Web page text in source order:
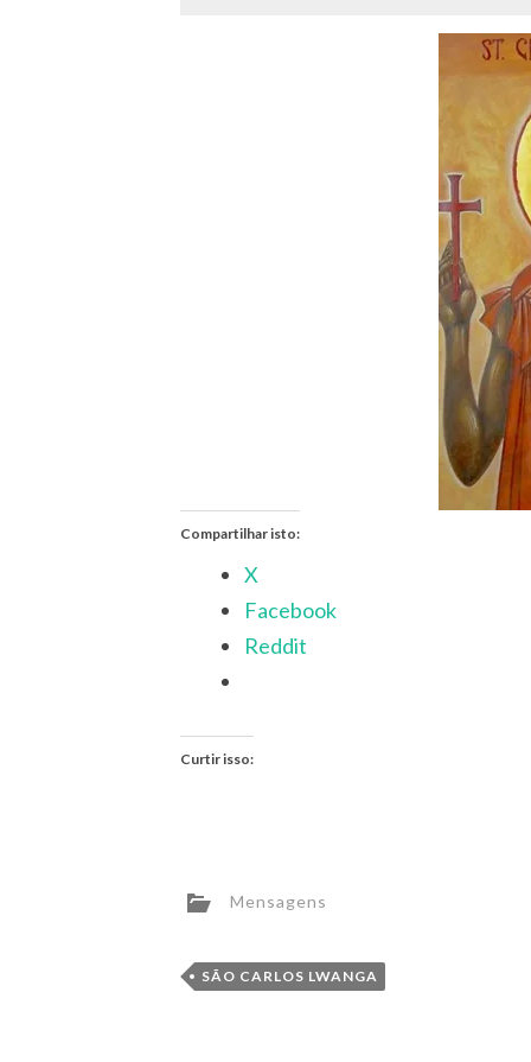
Compartilhar isto:
X
Facebook
Reddit
Curtir isso:
Mensagens
SÃO CARLOS LWANGA